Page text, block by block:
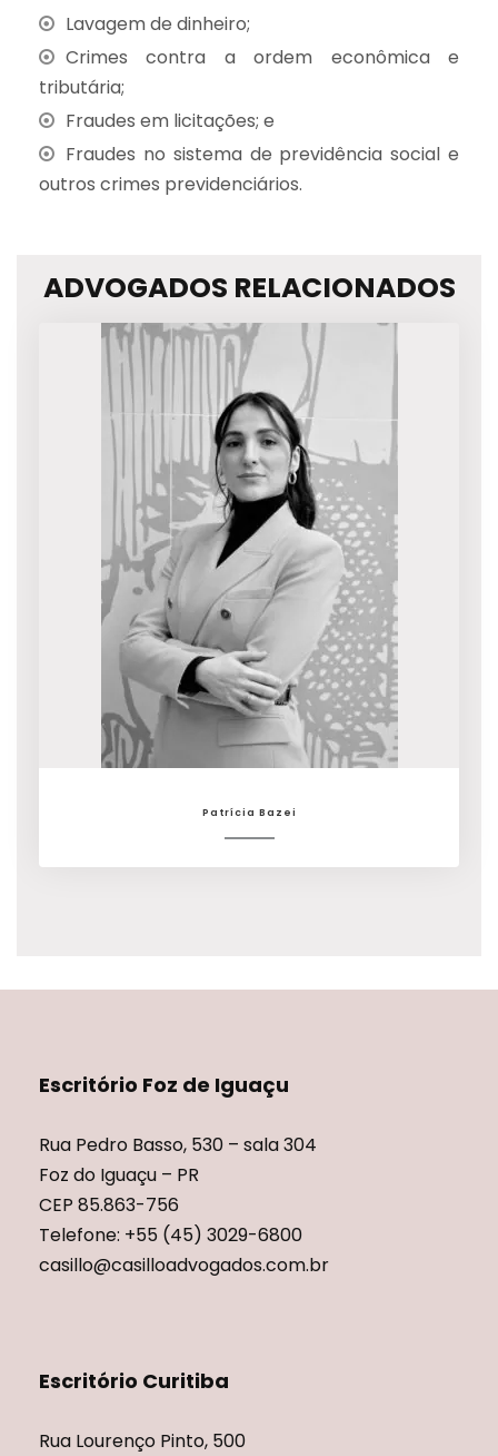
Lavagem de dinheiro;
Crimes contra a ordem econômica e
tributária;
Fraudes em licitações; e
Fraudes no sistema de previdência social e
outros crimes previdenciários.
ADVOGADOS RELACIONADOS
Patrícia Bazei
Escritório Foz de Iguaçu
Rua Pedro Basso, 530 – sala 304
Foz do Iguaçu – PR
CEP 85.863-756
Telefone: +55 (45) 3029-6800
casillo@casilloadvogados.com.br
Escritório Curitiba
Rua Lourenço Pinto, 500